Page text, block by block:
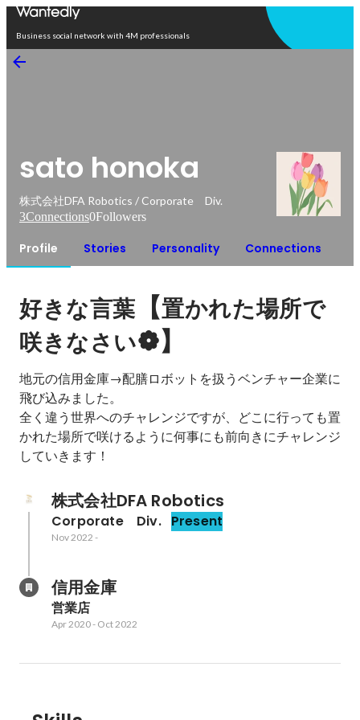
Business social network with 4M professionals
sato honoka
株式会社DFA Robotics / Corporate Div.
3Connections0Followers
Profile Stories Personality Connections
好きな言葉 【置かれた場所で
咲きなさい❁】
地元の信用金庫→配膳ロボットを扱うベンチャー企業に
飛び込みました。
全く違う世界へのチャレンジですが、どこに行っても置
かれた場所で咲けるように何事にも前向きにチャレンジ
株式会社DFA Robotics
Corporate　Div. Present
Nov 2022 -
信用金庫
営業店
Apr 2020- Oct 2022